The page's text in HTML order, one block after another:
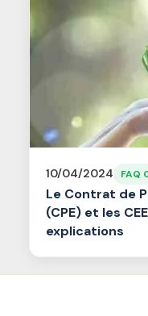
10/04/2024 FAQ
Le Contrat de
(CPE) et les
explications